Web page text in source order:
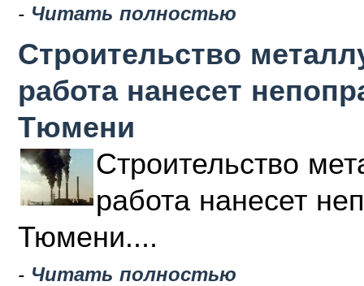
- Читать полностью
Строительство
работа нанесет
Тюмени
Строительство
работа нанесет
Тюмени....
- Читать полностью